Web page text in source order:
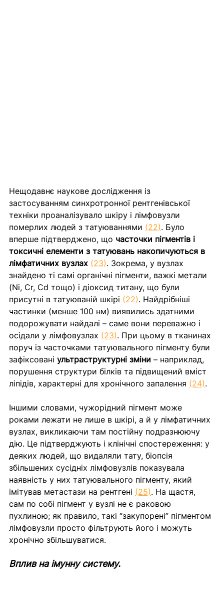
Нещодавнє наукове дослідження із
застосуванням синхротронної рентгенівської
техніки проаналізувало шкіру і лімфовузли
померлих людей з татуюваннями (22). Було
вперше підтверджено, що часточки пігментів і
токсичні елементи з татуювань накопичуються в
лімфатичних вузлах (23). Зокрема, у вузлах
знайдено ті самі органічні пігменти, важкі метали
(Ni, Cr, Cd тощо) і діоксид титану, що були
присутні в татуюваній шкірі (22). Найдрібніші
частинки (менше 100 нм) виявились здатними
подорожувати найдалі – саме вони переважно і
осідали у лімфовузлах (23). При цьому в тканинах
поруч із часточками татуювального пігменту були
зафіксовані ультраструктурні зміни – наприклад,
порушення структури білків та підвищений вміст
ліпідів, характерні для хронічного запалення (24).
Іншими словами, чужорідний пігмент може
роками лежати не лише в шкірі, а й у лімфатичних
вузлах, викликаючи там постійну подразнюючу
дію. Це підтверджують і клінічні спостереження: у
деяких людей, що видаляли тату, біопсія
збільшених сусідніх лімфовузлів показувала
наявність у них татуювального пігменту, який
імітував метастази на рентгені (25). На щастя,
сам по собі пігмент у вузлі не є раковою
пухлиною; як правило, такі “закупорені” пігментом
лімфовузли просто фільтрують його і можуть
хронічно збільшуватися.
Вплив на імунну систему.